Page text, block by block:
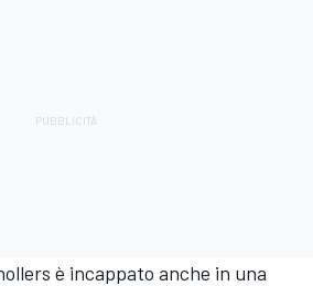
è incappato anche in una